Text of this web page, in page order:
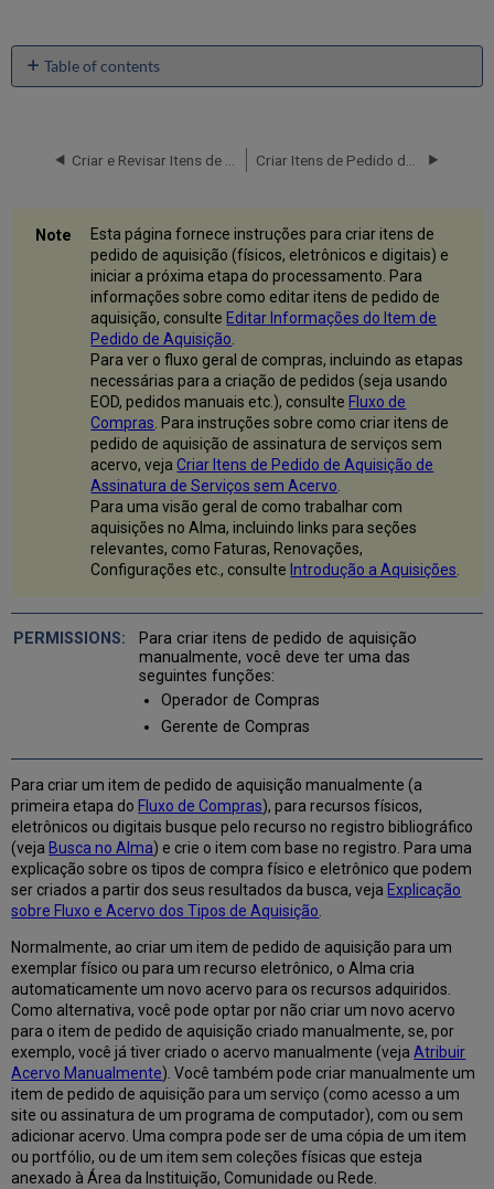
Table of contents
Pedido
Adicionar
Informações
Pedido
Aquisição
Seção
de
Resumo
do
Item
de
Pedido
de
Seção
de
Informações
de
Aquisição
Campos
da
Seção
de
Informações
do
Item
de
Pedido
de
Aquisição
Métodos
de
Aquisição
Seção
de
Recursos
Encomendados
Esta página fornece instruções para criar itens de
pedido de aquisição (físicos, eletrônicos e digitais) e
iniciar a próxima etapa do processamento. Para
informações sobre como editar itens de pedido de
aquisição, consulte Editar Informações do Item de
Pedido de Aquisição.
Para ver o fluxo geral de compras, incluindo as etapas
necessárias para a criação de pedidos (seja usando
EOD, pedidos manuais etc.), consulte Fluxo de
Compras. Para instruções sobre como criar itens de
pedido de aquisição de assinatura de serviços sem
acervo, vejaCriar Itens de Pedido de Aquisição de
Assinatura de Serviços sem Acervo.
Para uma visão geral de como trabalhar com
aquisições no Alma, incluindo links para seções
relevantes, como Faturas, Renovações,
Configurações etc., consulte Introdução a Aquisições.
Para criar itens de pedido de aquisição
manualmente, você deve ter uma das
seguintes funções:
Operador de Compras
Gerente de Compras
Para criar um item de pedido de aquisição manualmente (a
primeira etapa do Fluxo de Compras), para recursos físicos,
eletrônicos ou digitais busque pelo recurso no registro bibliográfico
(veja Busca no Alma) e crie o item com base no registro. Para uma
explicação sobre os tipos de compra físico e eletrônico que podem
ser criados a partir dos seus resultados da busca, veja Explicação
sobre Fluxo e Acervo dos Tipos de Aquisição
Normalmente, ao criar um item de pedido de aquisição para um
exemplar físico ou para um recurso eletrônico, o Alma cria
automaticamente um novo acervo para os recursos adquiridos.
Como alternativa, você pode optar por não criar um novo acervo
para o item de pedido de aquisição criado manualmente, se, por
exemplo, você já tiver criado o acervo manualmente (vejaAtribuir
Acervo Manualmente). Você também pode criar manualmente um
item de pedido de aquisição para um serviço (como acesso a um
site ou assinatura de um programa de computador), com ou sem
adicionar acervo. Uma compra pode ser de uma cópia de um item
ou portfólio, ou de um item sem coleções físicas que esteja
anexado à Área da Instituição, Comunidade ou Rede.